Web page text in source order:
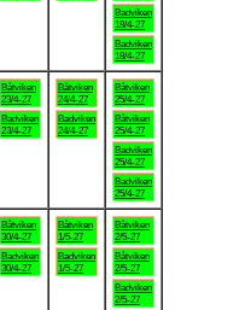
Badviken
18/4-27
Badviken
18/4-27
Båtviken
23/4-27
Badviken
23/4-27
Båtviken
24/4-27
Badviken
24/4-27
Båtviken
25/4-27
Båtviken
25/4-27
Badviken
25/4-27
Badviken
25/4-27
Båtviken
30/4-27
Badviken
30/4-27
Båtviken
1/5-27
Badviken
1/5-27
Båtviken
2/5-27
Båtviken
2/5-27
Badviken
2/5-27